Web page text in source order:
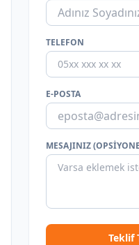
TELEFON
E-POSTA
MESAJINIZ
Teklif